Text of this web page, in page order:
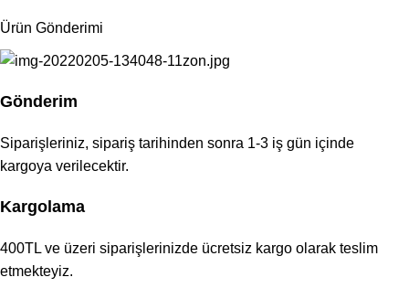
Ürün Gönderimi
Gönderim
Siparişleriniz, sipariş tarihinden sonra 1-3 iş gün içinde
kargoya verilecektir.
Kargolama
400TL ve üzeri siparişlerinizde ücretsiz kargo olarak teslim
etmekteyiz.